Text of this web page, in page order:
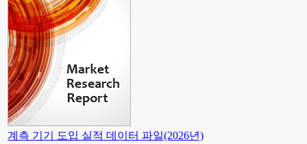
계측 기기 도입 실적 데이터 파일(2026년)